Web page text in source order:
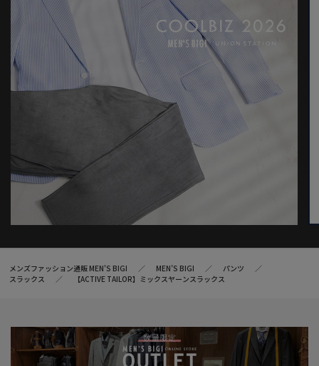
メンズファッション通販 MEN'S BIGI MEN’S BIGI
パンツ
スラックス
【ACTIVE TAILOR】ミックスヤーンスラックス